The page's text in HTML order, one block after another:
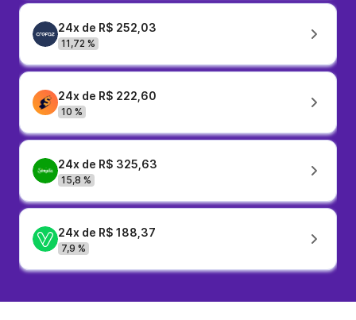
24x de R$ 252,03
11,72 %
24x de R$ 222,60
10 %
24x de R$ 325,63
15,8 %
24x de R$ 188,37
7,9 %